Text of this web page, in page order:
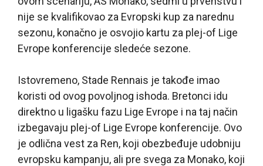
nije se kvalifikovao za Evropski kup za narednu
sezonu, konačno je osvojio kartu za plej-of Lige
Evrope konferencije sledeće sezone.
Istovremeno, Stade Rennais je takođe imao
koristi od ovog povoljnog ishoda. Bretonci idu
direktno u ligašku fazu Lige Evrope i na taj način
izbegavaju plej-of Lige Evrope konferencije. Ovo
je odlična vest za Ren, koji obezbeđuje udobniju
evropsku kampanju, ali pre svega za Monako, koji